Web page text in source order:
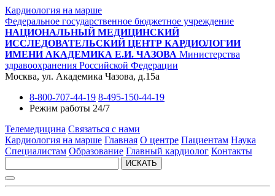
Кардиология на марше
Федеральное государственное бюджетное учреждение
НАЦИОНАЛЬНЫЙ МЕДИЦИНСКИЙ
ИССЛЕДОВАТЕЛЬСКИЙ ЦЕНТР КАРДИОЛОГИИ
ИМЕНИ АКАДЕМИКА Е.И. ЧАЗОВА Министерства
здравоохранения Российской Федерации
Москва, ул. Академика Чазова, д.15а
8-800-707-44-19 8-495-150-44-19
Режим работы 24/7
Телемедицина Связаться с нами
Кардиология на марше Главная О центре Пациентам Наука
Специалистам Образование Главный кардиолог Контакты
ИСКАТЬ